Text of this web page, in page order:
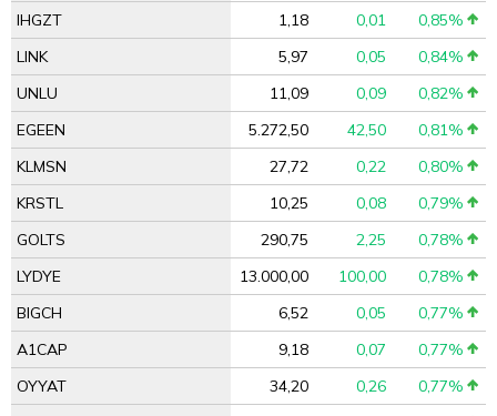
IHGZT 1,18 0,01
0,85%
LINK
5,97 0,05
0,84%
UNLU
11,09 0,09
0,82%
EGEEN
5.272,50 42,50
0,81%
KLMSN
27,72 0,22
0,80%
KRSTL
10,25 0,08
0,79%
GOLTS
290,75 2,25
0,78%
LYDYE
13.000,00 100,00
0,78%
BIGCH
6,52 0,05
0,77%
A1CAP
9,18 0,07
0,77%
OYYAT
34,20 0,26
0,77%